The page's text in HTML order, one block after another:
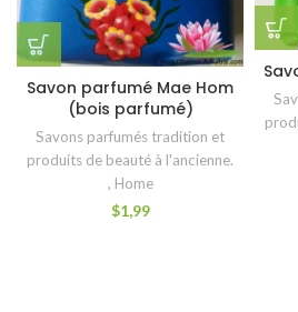
Savon parfumé Mae Hom
(bois parfumé)
Savons parfumés tradition et
produits de beauté à l'ancienne.
, Home
$1,99